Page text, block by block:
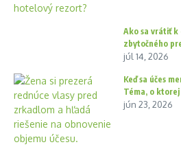
Ako sa vrátiť k
zbytočného
júl 14, 2026
Keď sa účes
Téma, o
jún 23, 2026